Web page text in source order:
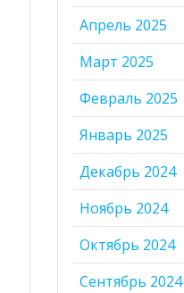
Апрель 2025
Март 2025
Февраль 2025
Январь 2025
Декабрь 2024
Ноябрь 2024
Октябрь 2024
Сентябрь 2024